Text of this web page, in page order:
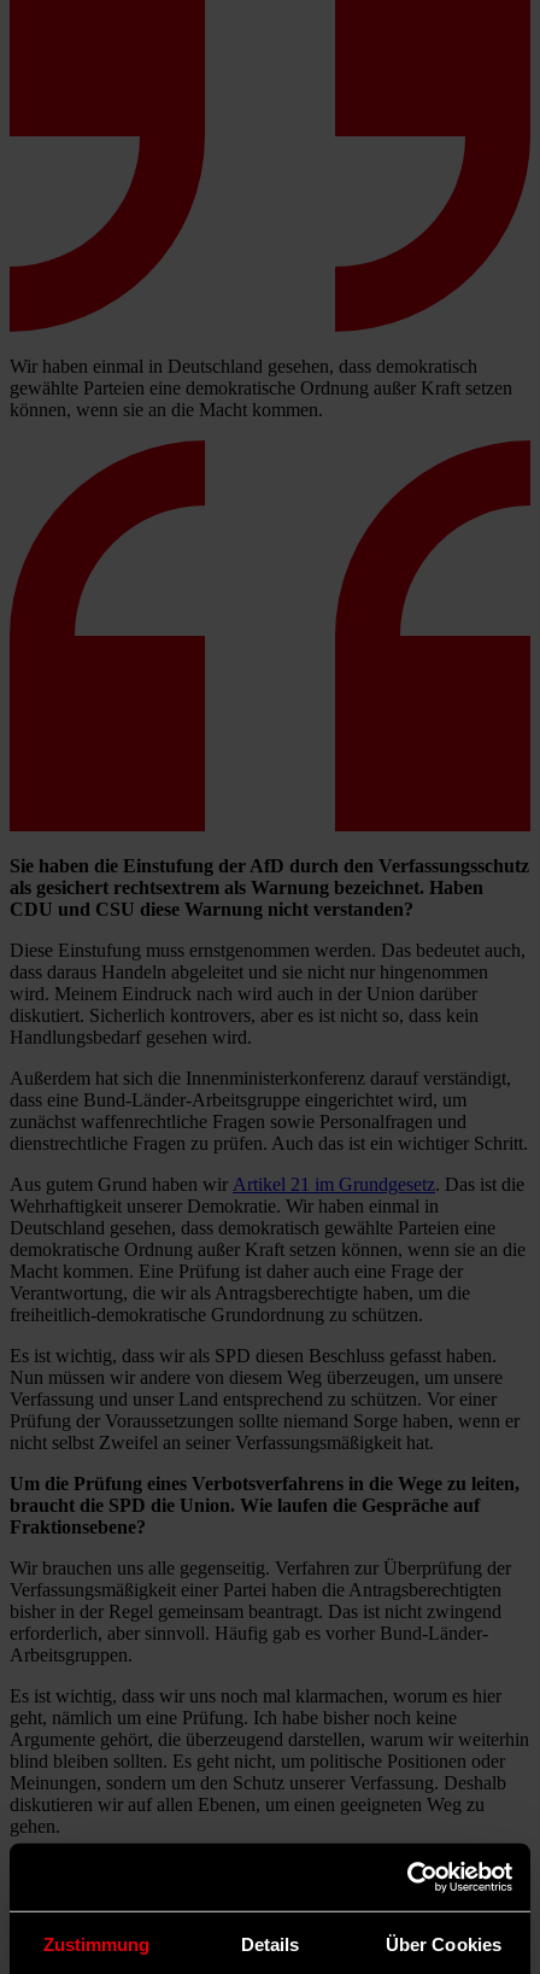
Zustimmung Details Über Cookies
Wir haben einmal in Deutschland gesehen, dass demokratisch
gewählte Parteien eine demokratische Ordnung außer Kraft setzen
können, wenn sie an die Macht kommen.
Sie haben die Einstufung der AfD durch den Verfassungsschutz
als gesichert rechtsextrem als Warnung bezeichnet. Haben
CDU und CSU diese Warnung nicht verstanden?
Diese Einstufung muss ernstgenommen werden. Das bedeutet auch,
dass daraus Handeln abgeleitet und sie nicht nur hingenommen
wird. Meinem Eindruck nach wird auch in der Union darüber
diskutiert. Sicherlich kontrovers, aber es ist nicht so, dass kein
Handlungsbedarf gesehen wird.
Außerdem hat sich die Innenministerkonferenz darauf verständigt,
dass eine Bund-Länder-Arbeitsgruppe eingerichtet wird, um
zunächst waffenrechtliche Fragen sowie Personalfragen und
dienstrechtliche Fragen zu prüfen. Auch das ist ein wichtiger Schritt.
Aus gutem Grund haben wir Artikel 21 im Grundgesetz. Das ist die
Wehrhaftigkeit unserer Demokratie. Wir haben einmal in
Deutschland gesehen, dass demokratisch gewählte Parteien eine
demokratische Ordnung außer Kraft setzen können, wenn sie an die
Macht kommen. Eine Prüfung ist daher auch eine Frage der
Verantwortung, die wir als Antragsberechtigte haben, um die
freiheitlich-demokratische Grundordnung zu schützen.
Es ist wichtig, dass wir als SPD diesen Beschluss gefasst haben.
Nun müssen wir andere von diesem Weg überzeugen, um unsere
Verfassung und unser Land entsprechend zu schützen. Vor einer
Prüfung der Voraussetzungen sollte niemand Sorge haben, wenn er
nicht selbst Zweifel an seiner Verfassungsmäßigkeit hat.
Um die Prüfung eines Verbotsverfahrens in die Wege zu leiten,
braucht die SPD die Union. Wie laufen die Gespräche auf
Fraktionsebene?
Wir brauchen uns alle gegenseitig. Verfahren zur Überprüfung der
Verfassungsmäßigkeit einer Partei haben die Antragsberechtigten
bisher in der Regel gemeinsam beantragt. Das ist nicht zwingend
erforderlich, aber sinnvoll. Häufig gab es vorher Bund-Länder-
Arbeitsgruppen.
Es ist wichtig, dass wir uns noch mal klarmachen, worum es hier
geht, nämlich um eine Prüfung. Ich habe bisher noch keine
Argumente gehört, die überzeugend darstellen, warum wir weiterhin
blind bleiben sollten. Es geht nicht, um politische Positionen oder
Meinungen, sondern um den Schutz unserer Verfassung. Deshalb
diskutieren wir auf allen Ebenen, um einen geeigneten Weg zu
gehen.
Bundesinnenminister Alexander Dobrindt (CSU) scheint von
dieser Argumentation nicht sonderlich beeindruckt zu sein. Wie
will die SPD gerade ihn umstimmen?
Wir sind in guten und konstruktiven Gesprächen. Dass die Bund-